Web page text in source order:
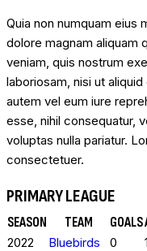
Quia non numquam eius
dolore magnam aliquam
veniam, quis nostrum
laboriosam, nisi ut
autem vel eum iure
esse, nihil consequatur,
voluptas nulla pariatur.
consectetuer.
PRIMARY LEAGUE
SEASON TEAM GOALS
2022 Bluebirds 0 1